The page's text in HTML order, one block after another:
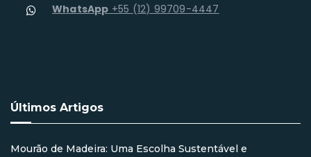
WhatsApp +55 (12) 99709-4447
Últimos Artigos
Mourão de Madeira: Uma Escolha Sustentável e